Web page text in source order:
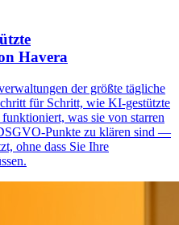
Havera
der größte tägliche
für Schritt, wie KI-gestützte
was sie von starren
Punkte zu klären sind —
ohne dass Sie Ihre